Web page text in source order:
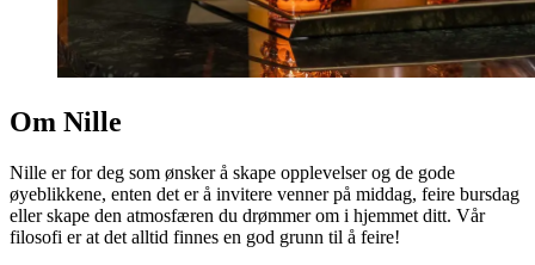
Om Nille
Nille er for deg som ønsker å skape opplevelser og de gode
øyeblikkene, enten det er å invitere venner på middag, feire bursdag
eller skape den atmosfæren du drømmer om i hjemmet ditt. Vår
filosofi er at det alltid finnes en god grunn til å feire!